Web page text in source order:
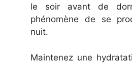
le soir avant de
phénomène de se
nuit.
Maintenez une